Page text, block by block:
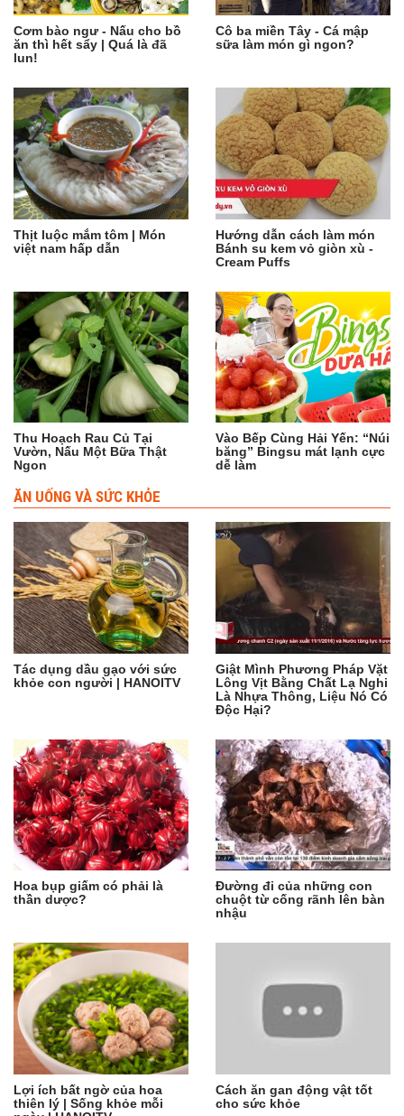
Cơm bào ngư - Nấu cho bồ
ăn thì hết sẩy | Quá là đã
lun!
Cô ba miền Tây - Cá mập
sữa làm món gì ngon?
Thịt luộc mắm tôm | Món
việt nam hấp dẫn
Hướng dẫn cách làm món
Bánh su kem vỏ giòn xù -
Cream Puffs
Thu Hoạch Rau Củ Tại
Vườn, Nấu Một Bữa Thật
Ngon
Vào Bếp Cùng Hải Yến: “Núi
băng” Bingsu mát lạnh cực
dễ làm
ĂN UỐNG VÀ SỨC KHỎE
Tác dụng dầu gạo với sức
khỏe con người | HANOITV
Giật Mình Phương Pháp Vặt
Lông Vịt Bằng Chất Lạ Nghi
Là Nhựa Thông, Liệu Nó Có
Độc Hại?
Hoa bụp giấm có phải là
thần dược?
Đường đi của những con
chuột từ cống rãnh lên bàn
nhậu
Lợi ích bất ngờ của hoa
thiên lý | Sống khỏe mỗi
Cách ăn gan động vật tốt
cho sức khỏe